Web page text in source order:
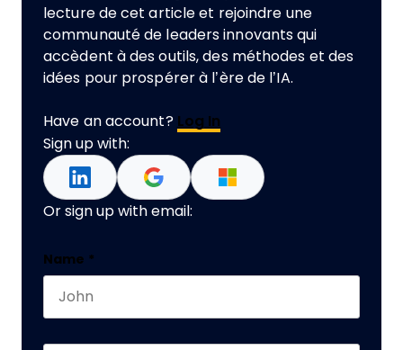
lecture de cet article et rejoindre une
communauté de leaders innovants qui
accèdent à des outils, des méthodes et des
idées pour prospérer à l’ère de l’IA.
Have an account? Log In
Sign up with:
Or sign up with email:
Email
Name *